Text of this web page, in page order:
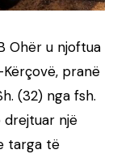
Ohër u njoftua
pranë
(32) nga fsh.
drejtuar një
targa të